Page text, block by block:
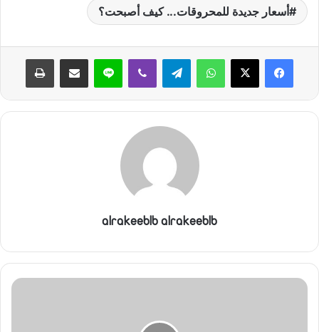
أسعار جديدة للمحروقات... كيف أصبحت؟
واتساب تيلقرام ڤايبر لاين مشاركة عبر البريد طباعة
alrakeeblb alrakeeblb